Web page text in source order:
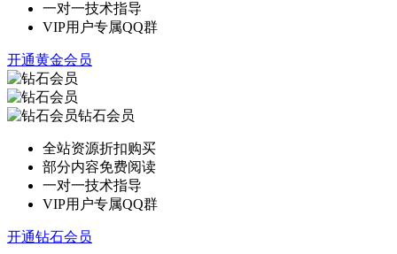
一对一技术指导
VIP用户专属QQ群
开通黄金会员
钻石会员
全站资源折扣购买
部分内容免费阅读
一对一技术指导
VIP用户专属QQ群
开通钻石会员